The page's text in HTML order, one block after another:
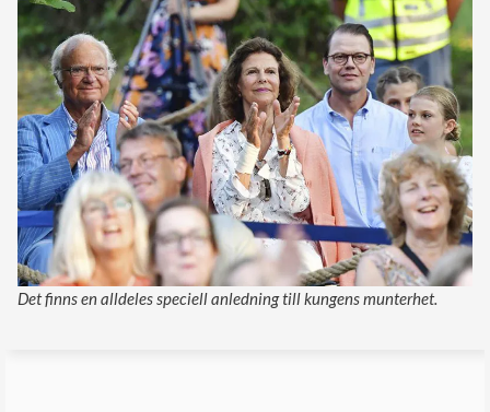
Det finns en alldeles speciell anledning till kungens munterhet.